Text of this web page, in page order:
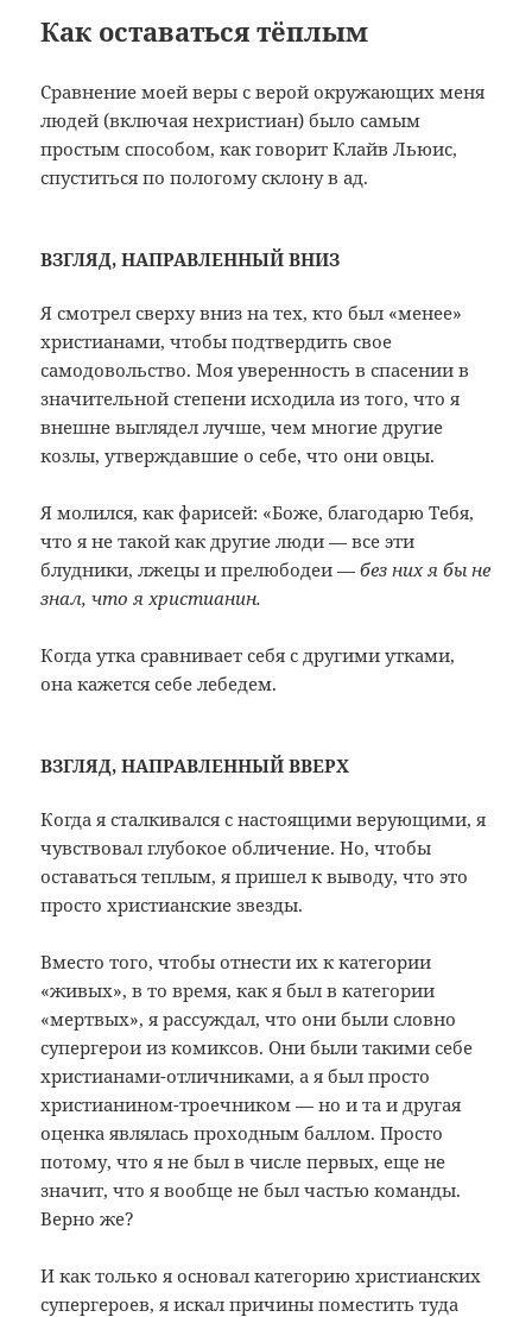
Как оставаться тёплым
Сравнение моей веры с верой окружающих меня
людей (включая нехристиан) было самым
простым способом, как говорит Клайв Льюис,
спуститься по пологому склону в ад.
ВЗГЛЯД, НАПРАВЛЕННЫЙ ВНИЗ
Я смотрел сверху вниз на тех, кто был «менее»
христианами, чтобы подтвердить свое
самодовольство. Моя уверенность в спасении в
значительной степени исходила из того, что я
внешне выглядел лучше, чем многие другие
козлы, утверждавшие о себе, что они овцы.
Я молился, как фарисей: «Боже, благодарю Тебя,
что я не такой как другие люди — все эти
блудники, лжецы и прелюбодеи —без них я бы не
знал, что я христианин.
Когда утка сравнивает себя с другими утками,
она кажется себе лебедем.
ВЗГЛЯД, НАПРАВЛЕННЫЙ ВВЕРХ
Когда я сталкивался с настоящими верующими, я
чувствовал глубокое обличение. Но, чтобы
оставаться теплым, я пришел к выводу, что это
просто христианские звезды.
Вместо того, чтобы отнести их к категории
«живых», в то время, как я был в категории
«мертвых», я рассуждал, что они были словно
супергерои из комиксов. Они были такими себе
христианами-отличниками, а я был просто
христианином-троечником — но и та и другая
оценка являлась проходным баллом. Просто
потому, что я не был в числе первых, еще не
значит, что я вообще не был частью команды.
Верно же?
И как только я основал категорию христианских
супергероев, я искал причины поместить туда